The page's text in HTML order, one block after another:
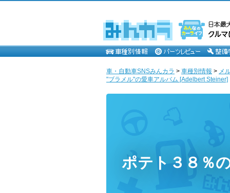
車・自動車SNSみんカラ > 車種別情報 > メ
"ブラメル"の愛車アルバム [Adelbert Steiner]
ポテト３８％